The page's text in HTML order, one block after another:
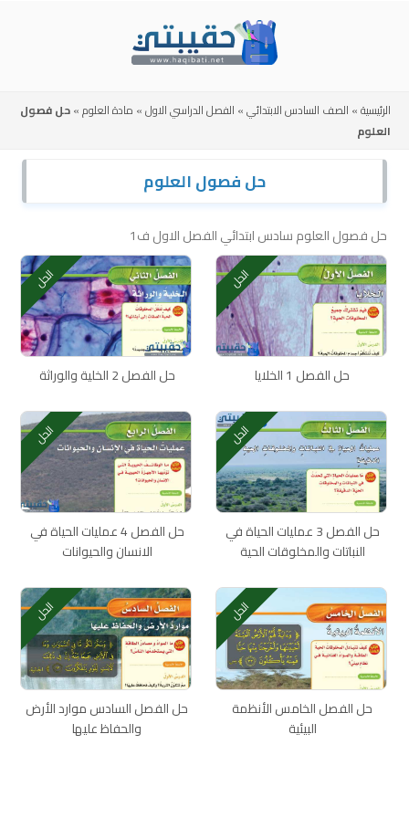
الرئيسية» الصف السادس الابتدائي» الفصل الدراسي الاول» مادة العلوم»حل فصول
العلوم
حل فصول العلوم
حل فصول العلوم سادس ابتدائي الفصل الاول ف1
الحل
حل الفصل 1 الخلايا
الحل
حل الفصل 2 الخلية والوراثة
الحل
حل الفصل 3 عمليات الحياة في
النباتات والمخلوقات الحية
الحل
حل الفصل 4 عمليات الحياة في
الانسان والحيوانات
الحل
حل الفصل الخامس الأنظمة
البيئية
الحل
حل الفصل السادس موارد الأرض
والحفاظ عليها